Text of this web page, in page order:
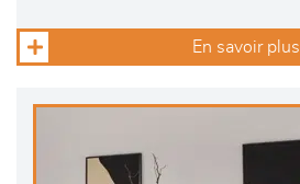
En savoir plus